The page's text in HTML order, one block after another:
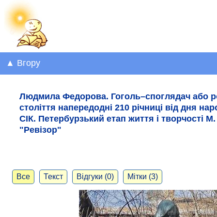
▲ Вгору
Людмила Федорова. Гоголь–споглядач або
століття напередодні 210 річниці від дня
СІК. Петербурзький етап життя і творчості
"Ревізор"
Все Текст Відгуки (0) Мітки (3)